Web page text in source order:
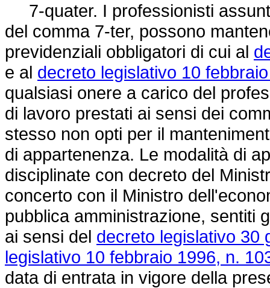
7-quater. I professionisti
del comma 7-ter, possono
previdenziali obbligatori di cui al
e al decreto legislativo 10
qualsiasi onere a carico del
di lavoro prestati ai sensi dei
stesso non opti per il
di appartenenza. Le modalità di
disciplinate con decreto del
concerto con il Ministro
pubblica amministrazione, sentiti
ai sensi del decreto legislativo 30
legislativo 10 febbraio 1996, n.
data di entrata in vigore della